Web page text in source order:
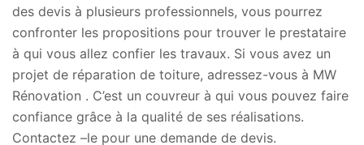
des devis à plusieurs professionnels, vous pourrez
confronter les propositions pour trouver le prestataire
à qui vous allez confier les travaux. Si vous avez un
projet de réparation de toiture, adressez-vous à MW
Rénovation . C’est un couvreur à qui vous pouvez faire
confiance grâce à la qualité de ses réalisations.
Contactez –le pour une demande de devis.